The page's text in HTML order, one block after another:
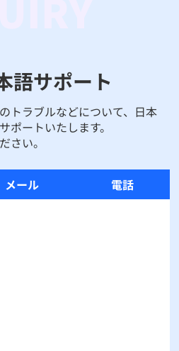
メール 電話
語サポート
トラブルなどについて、日本
ポートいたします。
さい。